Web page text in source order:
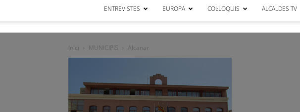
ENTREVISTES EUROPA COL·LOQUIS ALCALDES TV
Inici MUNICIPIS Alcanar